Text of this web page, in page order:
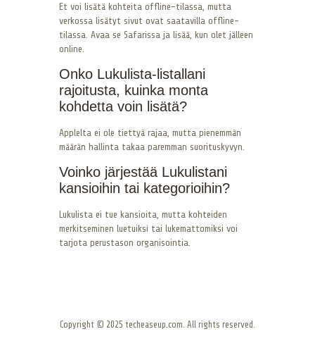
Et voi lisätä kohteita offline-tilassa, mutta
verkossa lisätyt sivut ovat saatavilla offline-
tilassa. Avaa se Safarissa ja lisää, kun olet jälleen
online.
Onko Lukulista-listallani
rajoitusta, kuinka monta
kohdetta voin lisätä?
Applelta ei ole tiettyä rajaa, mutta pienemmän
määrän hallinta takaa paremman suorituskyvyn.
Voinko järjestää Lukulistani
kansioihin tai kategorioihin?
Lukulista ei tue kansioita, mutta kohteiden
merkitseminen luetuiksi tai lukemattomiksi voi
tarjota perustason organisointia.
Copyright © 2025 techeaseup.com. All rights reserved.